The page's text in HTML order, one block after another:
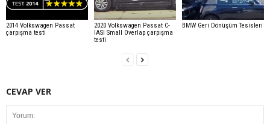
2014 Volkswagen Passat
çarpışma testi
2020 Volkswagen Passat C-
IASI Small Overlap çarpışma
testi
BMW Geri Dönüşüm Tesisleri
CEVAP VER